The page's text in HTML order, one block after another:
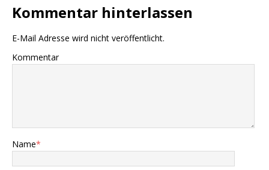
Kommentar hinterlassen
E-Mail Adresse wird nicht veröffentlicht.
Kommentar
Name*